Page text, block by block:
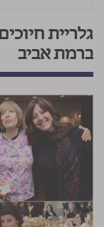
גלריית
ברמת אביב